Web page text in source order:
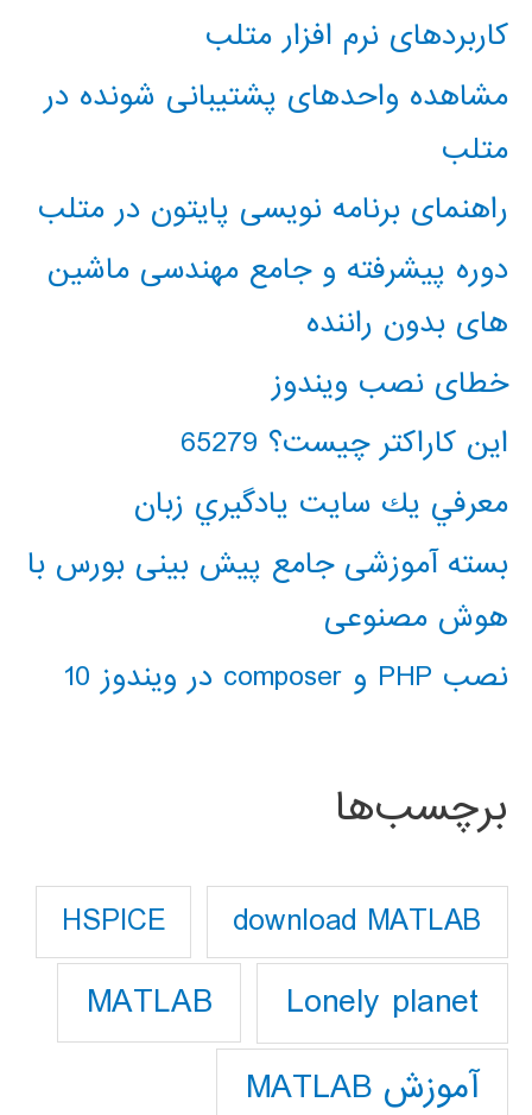
کاربردهای نرم افزار متلب
مشاهده واحدهای پشتیبانی شونده در
متلب
راهنمای برنامه نویسی پایتون در متلب
دوره پیشرفته و جامع مهندسی ماشین
های بدون راننده
خطای نصب ویندوز
این کاراکتر چیست؟ 65279
معرفي يك سايت يادگيري زبان
بسته آموزشی جامع پیش بینی بورس با
هوش مصنوعی
نصب PHP و composer در ویندوز 10
برچسب‌ها
download MATLAB
HSPICE
Lonely planet
MATLAB
آموزش MATLAB